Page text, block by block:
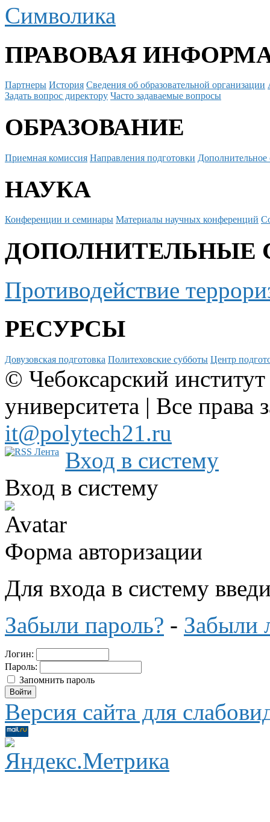
Символика
ПРАВОВАЯ
Партнеры История Сведения об образовательной организации
Задать вопрос директору Часто задаваемые вопросы
ОБРАЗОВАНИЕ
Приемная комиссия Направления подготовки Дополнительное
НАУКА
Конференции и семинары Материалы научных конференций
ДОПОЛНИТЕЛЬНЫЕ
Противодействие
РЕСУРСЫ
Довузовская подготовка Политеховские субботы Центр
© Чебоксарский
университета | Все
it@polytech21.ru
Вход в систему
Вход в систему
Форма авторизации
Для входа в систему
Забыли пароль? - Забыли
Логин:
Пароль:
Запомнить пароль
Версия сайта для